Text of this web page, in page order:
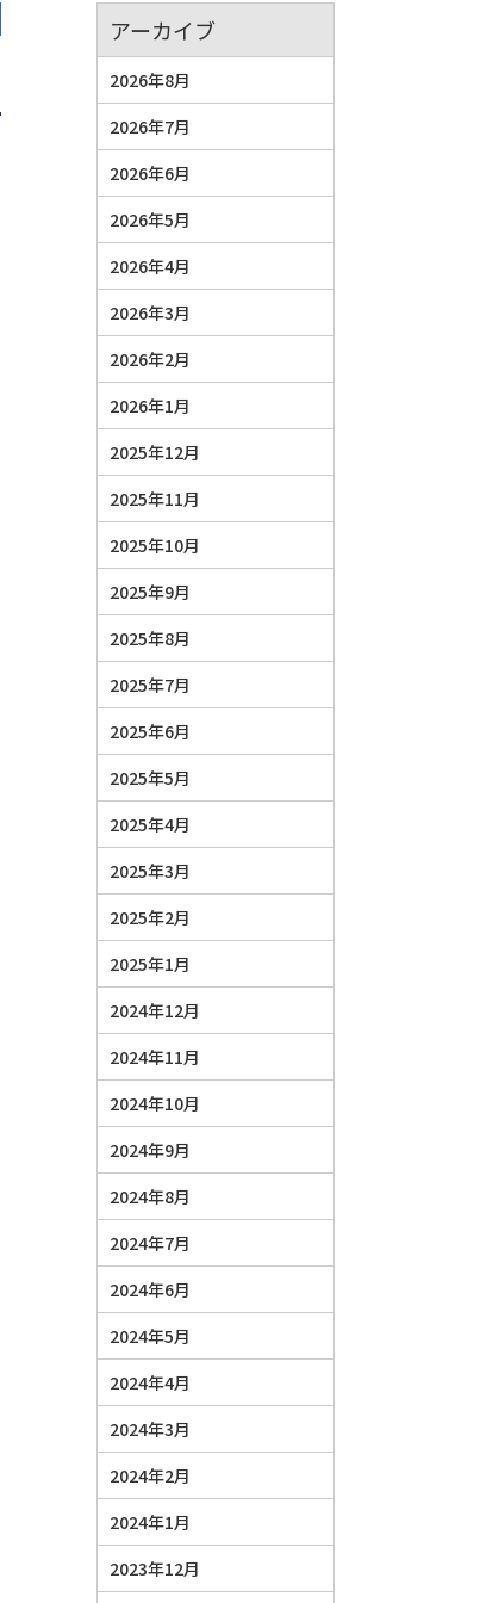
アーカイブ
2026年8月
2026年7月
2026年6月
2026年5月
2026年4月
2026年3月
2026年2月
2026年1月
2025年12月
2025年11月
2025年10月
2025年9月
2025年8月
2025年7月
2025年6月
2025年5月
2025年4月
2025年3月
2025年2月
2025年1月
2024年12月
2024年11月
2024年10月
2024年9月
2024年8月
2024年7月
2024年6月
2024年5月
2024年4月
2024年3月
2024年2月
2024年1月
2023年12月